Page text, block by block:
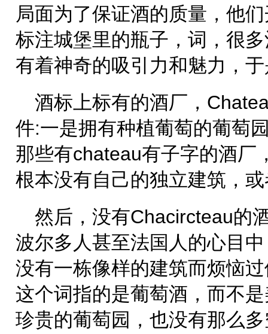
局面为了保证酒的质量，他
标注城堡里的瓶子，词，很
有着神奇的吸引力和魅力，
酒标上标有的酒厂，
件:一是拥有种植葡萄的葡萄
那些有chateau有子字的酒厂
根本没有自己的独立建筑，
然后，没有Chacircteau的
波尔多人甚至法国人的心目
没有一栋像样的建筑而烦恼
这个词指的是葡萄酒，而不
珍贵的葡萄园，也没有那么